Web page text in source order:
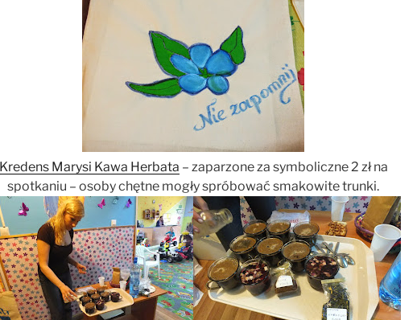
Kredens Marysi Kawa Herbata – zaparzone za symboliczne 2 zł na
spotkaniu – osoby chętne mogły spróbować smakowite trunki.